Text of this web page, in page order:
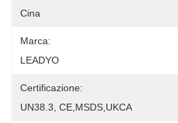
Cina
Marca:
LEADYO
Certificazione:
UN38.3, CE,MSDS,UKCA